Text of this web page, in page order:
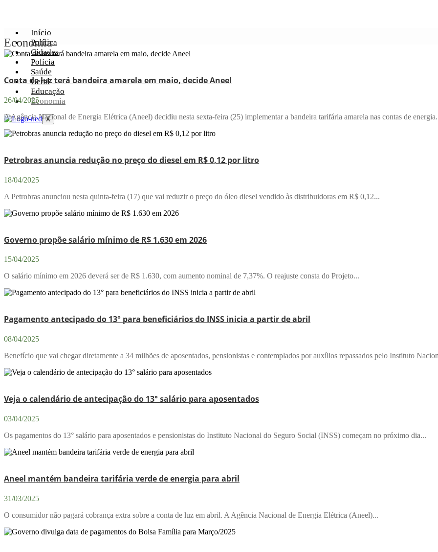
Início
Política
Cidades
Polícia
Saúde
Geral
Educação
Economia
X
Economia
Conta de luz terá bandeira amarela em maio, decide Aneel
26/04/2025
A Agência Nacional de Energia Elétrica (Aneel) decidiu nesta sexta-feira (25) implementar a bandeira tarifária amarela nas contas de
Petrobras anuncia redução no preço do diesel em R$ 0,12 por litro
18/04/2025
A Petrobras anunciou nesta quinta-feira (17) que vai reduzir o preço do óleo diesel vendido às distribuidoras em R$ 0,12...
Governo propõe salário mínimo de R$ 1.630 em 2026
15/04/2025
O salário mínimo em 2026 deverá ser de R$ 1.630, com aumento nominal de 7,37%. O reajuste consta do Projeto...
Pagamento antecipado do 13° para beneficiários do INSS inicia a partir de abril
08/04/2025
Benefício que vai chegar diretamente a 34 milhões de aposentados, pensionistas e contemplados por auxílios repassados pelo Instituto
Veja o calendário de antecipação do 13° salário para aposentados
03/04/2025
Os pagamentos do 13° salário para aposentados e pensionistas do Instituto Nacional do Seguro Social (INSS) começam no próximo dia...
Aneel mantém bandeira tarifária verde de energia para abril
31/03/2025
O consumidor não pagará cobrança extra sobre a conta de luz em abril. A Agência Nacional de Energia Elétrica (Aneel)...